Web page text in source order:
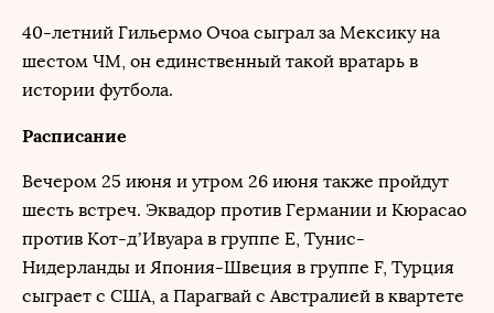
40-летний Гильермо Очоа сыграл за Мексику на
шестом ЧМ, он единственный такой вратарь в
истории футбола.
Расписание
Вечером 25 июня и утром 26 июня также пройдут
шесть встреч. Эквадор против Германии и Кюрасао
против Кот-д’Ивуара в группе Е, Тунис-
Нидерланды и Япония-Швеция в группе F, Турция
сыграет с США, а Парагвай с Австралией в квартете